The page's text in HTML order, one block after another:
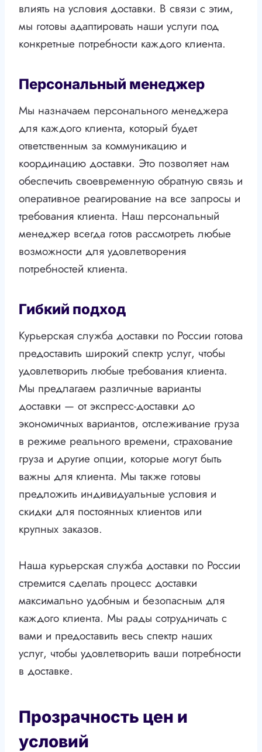
влиять на условия доставки. В связи с этим,
мы готовы адаптировать наши услуги под
конкретные потребности каждого клиента.
Персональный менеджер
Мы назначаем персонального менеджера
для каждого клиента, который будет
ответственным за коммуникацию и
координацию доставки. Это позволяет нам
обеспечить своевременную обратную связь и
оперативное реагирование на все запросы и
требования клиента. Наш персональный
менеджер всегда готов рассмотреть любые
возможности для удовлетворения
потребностей клиента.
Гибкий подход
Курьерская служба доставки по России готова
предоставить широкий спектр услуг, чтобы
удовлетворить любые требования клиента.
Мы предлагаем различные варианты
доставки — от экспресс-доставки до
экономичных вариантов, отслеживание груза
в режиме реального времени, страхование
груза и другие опции, которые могут быть
важны для клиента. Мы также готовы
предложить индивидуальные условия и
скидки для постоянных клиентов или
крупных заказов.
Наша курьерская служба доставки по России
стремится сделать процесс доставки
максимально удобным и безопасным для
каждого клиента. Мы рады сотрудничать с
вами и предоставить весь спектр наших
услуг, чтобы удовлетворить ваши потребности
в доставке.
Прозрачность цен и
условий